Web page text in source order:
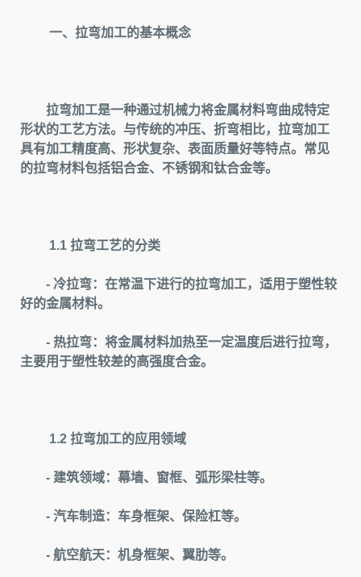
一、拉弯加工的基本概念
拉弯加工是一种通过机械力将金属材料弯曲成特定
形状的工艺方法。与传统的冲压、折弯相比，拉弯加工
具有加工精度高、形状复杂、表面质量好等特点。常见
的拉弯材料包括铝合金、不锈钢和钛合金等。
1.1 拉弯工艺的分类
- 冷拉弯：在常温下进行的拉弯加工，适用于塑性较
好的金属材料。
- 热拉弯：将金属材料加热至一定温度后进行拉弯，
主要用于塑性较差的高强度合金。
1.2 拉弯加工的应用领域
- 建筑领域：幕墙、窗框、弧形梁柱等。
- 汽车制造：车身框架、保险杠等。
- 航空航天：机身框架、翼肋等。